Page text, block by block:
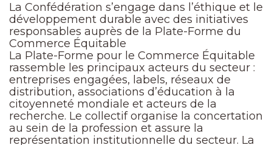
La Confédération s’engage dans l’éthique et le
développement durable avec des initiatives
responsables auprès de la Plate-Forme du
Commerce Équitable
La Plate-Forme pour le Commerce Équitable
rassemble les principaux acteurs du secteur :
entreprises engagées, labels, réseaux de
distribution, associations d’éducation à la
citoyenneté mondiale et acteurs de la
recherche. Le collectif organise la concertation
au sein de la profession et assure la
représentation institutionnelle du secteur. La